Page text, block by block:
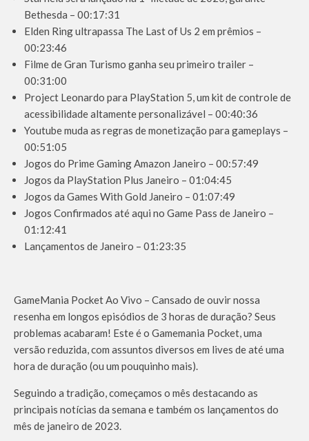
Bethesda – 00:17:31
Elden Ring ultrapassa The Last of Us 2 em prêmios –
00:23:46
Filme de Gran Turismo ganha seu primeiro trailer –
00:31:00
Project Leonardo para PlayStation 5, um kit de controle de
acessibilidade altamente personalizável – 00:40:36
Youtube muda as regras de monetização para gameplays –
00:51:05
Jogos do Prime Gaming Amazon Janeiro – 00:57:49
Jogos da PlayStation Plus Janeiro – 01:04:45
Jogos da Games With Gold Janeiro – 01:07:49
Jogos Confirmados até aqui no Game Pass de Janeiro –
01:12:41
Lançamentos de Janeiro – 01:23:35
GameMania Pocket Ao Vivo – Cansado de ouvir nossa
resenha em longos episódios de 3 horas de duração? Seus
problemas acabaram! Este é o Gamemania Pocket, uma
versão reduzida, com assuntos diversos em lives de até uma
hora de duração (ou um pouquinho mais).
Seguindo a tradição, começamos o mês destacando as
principais notícias da semana e também os lançamentos do
mês de janeiro de 2023.